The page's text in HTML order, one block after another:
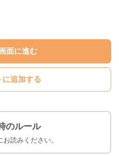
面に進む
に追加する
のルール
読みください。